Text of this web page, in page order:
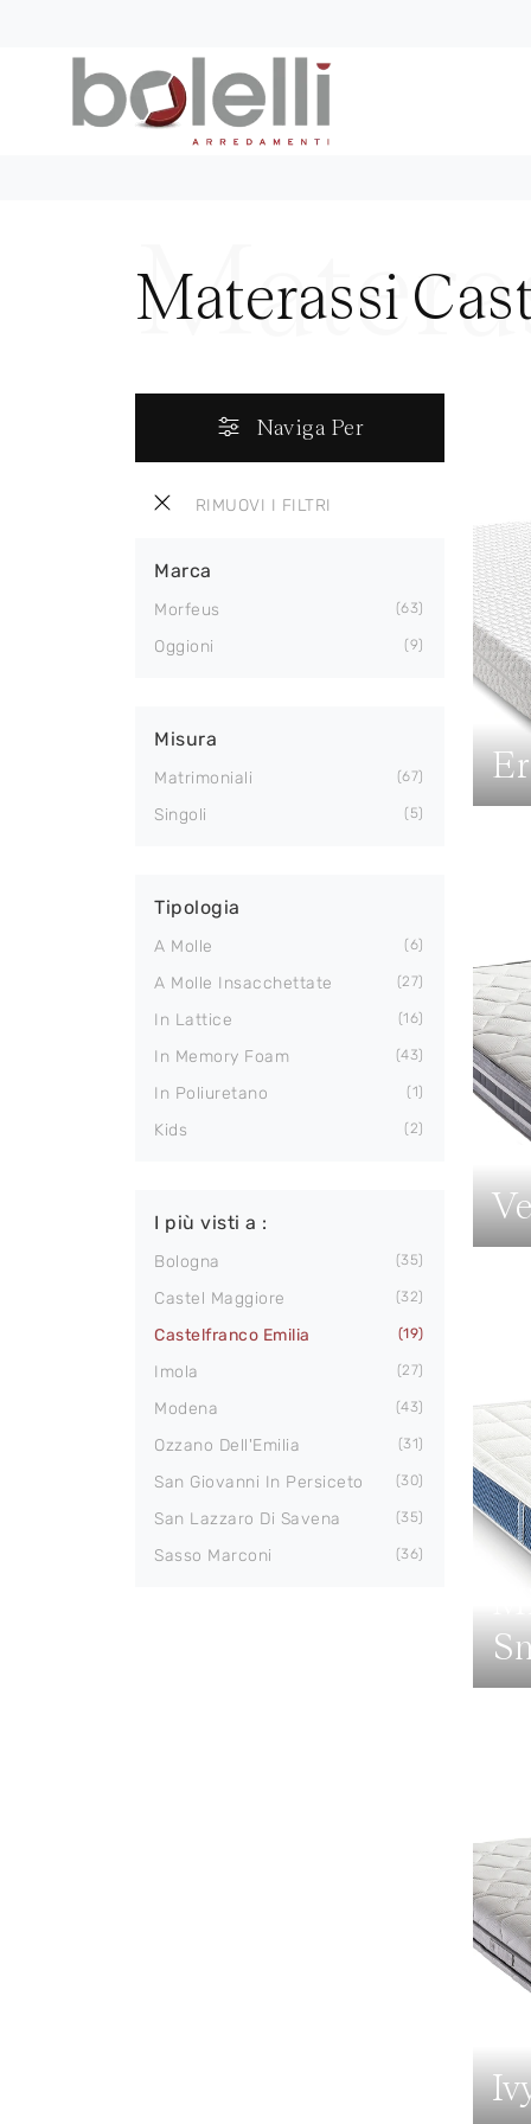
Materassi
Naviga Per
RIMUOVI I FILTRI
Marca
Morfeus 63
Oggioni 9
Misura
Matrimoniali 67
Singoli 5
Tipologia
A Molle 6
A Molle Insacchettate 27
In Lattice 16
In Memory Foam 43
In Poliuretano 1
Kids 2
I più visti a :
Bologna 35
Castel Maggiore 32
Castelfranco Emilia 19
Imola 27
Modena 43
Ozzano Dell'Emilia 31
San Giovanni In Persiceto 30
San Lazzaro Di Savena 35
Sasso Marconi 36